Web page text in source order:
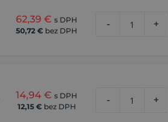
62,39 € s DPH
50,72 € bez DPH
- +
14,94 € s DPH
12,15 € bez DPH
- +